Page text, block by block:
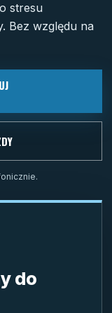
stresu
Bez względu na
do